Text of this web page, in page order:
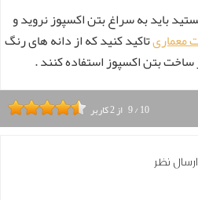
باید به سراغ بتن اکسپوز نروید و
معماریتاکید کنید که از دانه های رنگ
ساخت بتن اکسپوز استفاده کنند .
9/10 از2کاربر
ارسال نظر